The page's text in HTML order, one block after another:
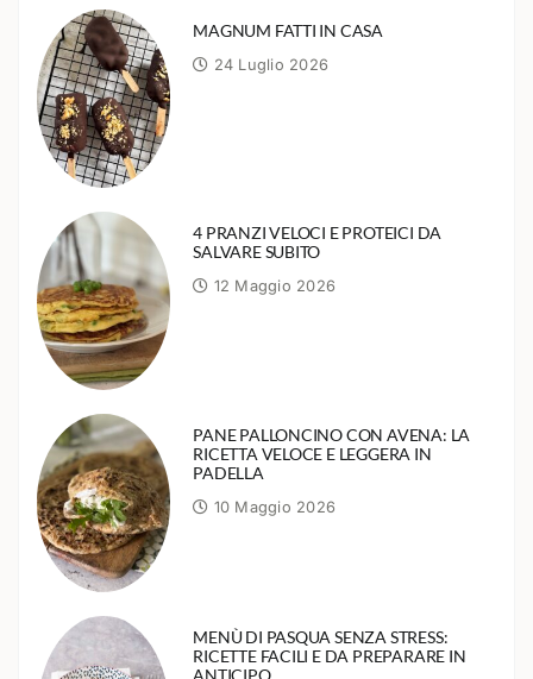
MAGNUM FATTI IN CASA
24 Luglio 2026
4 PRANZI VELOCI E PROTEICI DA
SALVARE SUBITO
12 Maggio 2026
PANE PALLONCINO CON AVENA: LA
RICETTA VELOCE E LEGGERA IN
PADELLA
10 Maggio 2026
MENÙ DI PASQUA SENZA STRESS:
RICETTE FACILI E DA PREPARARE IN
ANTICIPO